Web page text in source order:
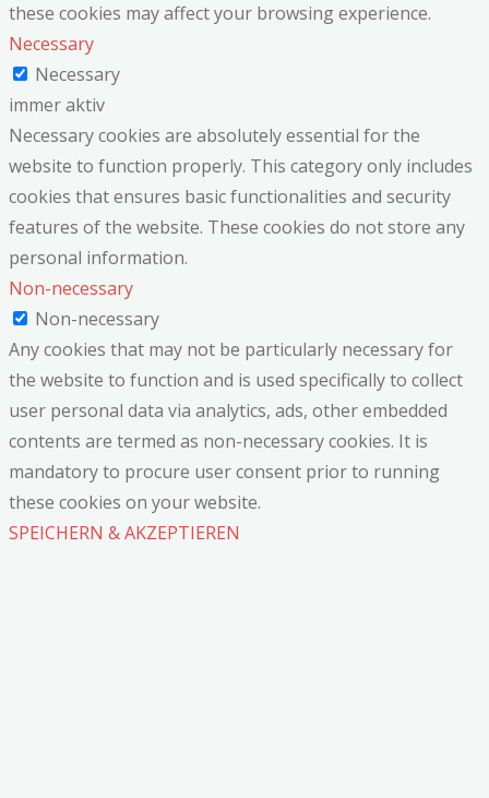
these cookies may affect your browsing experience.
Necessary
Necessary
immer aktiv
Necessary cookies are absolutely essential for the
website to function properly. This category only includes
cookies that ensures basic functionalities and security
features of the website. These cookies do not store any
personal information.
Non-necessary
Non-necessary
Any cookies that may not be particularly necessary for
the website to function and is used specifically to collect
user personal data via analytics, ads, other embedded
contents are termed as non-necessary cookies. It is
mandatory to procure user consent prior to running
these cookies on your website.
SPEICHERN & AKZEPTIEREN